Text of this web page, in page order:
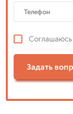
Соглашаюсь
Задать